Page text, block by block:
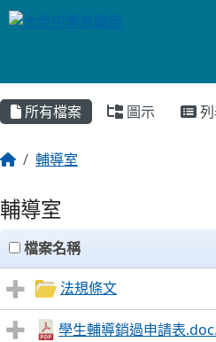
所有檔案 圖示
輔導室
輔導室
clickAll
檔案名稱
法規條文
學生輔導銷過申請表